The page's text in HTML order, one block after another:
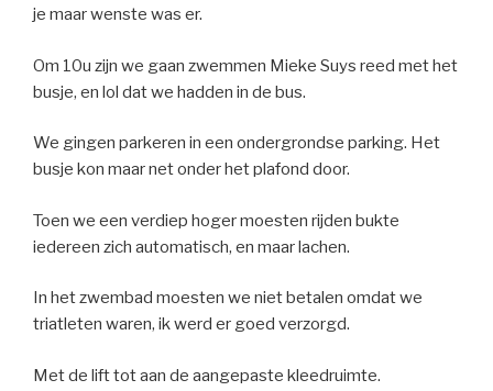
je maar wenste was er.
Om 10u zijn we gaan zwemmen Mieke Suys reed met het
busje, en lol dat we hadden in de bus.
We gingen parkeren in een ondergrondse parking. Het
busje kon maar net onder het plafond door.
Toen we een verdiep hoger moesten rijden bukte
iedereen zich automatisch, en maar lachen.
In het zwembad moesten we niet betalen omdat we
triatleten waren, ik werd er goed verzorgd.
Met de lift tot aan de aangepaste kleedruimte.